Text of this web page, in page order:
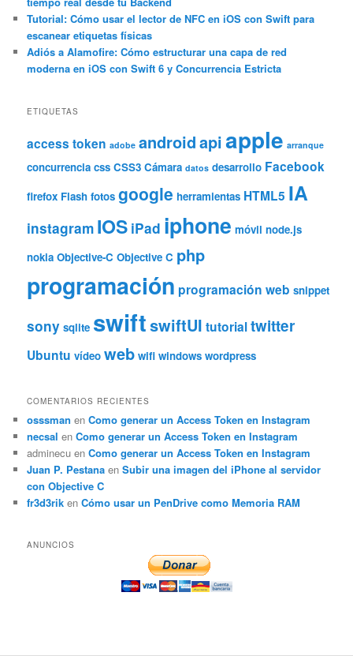
Tutorial: Cómo usar el lector de NFC en iOS con Swift para
escanear etiquetas físicas
Adiós a Alamofire: Cómo estructurar una capa de red
moderna en iOS con Swift 6 y Concurrencia Estricta
ETIQUETAS
access token adobe androidapiapple arranque
concurrencia css CSS3 Cámara datos desarrollo Facebook
firefox Flash fotos google herramientas HTML5 IA
instagram IOS iPad iphone móvil node.js
nokia Objective-C Objective C php
programación programación web snippet
sony sqlite swiftswiftUI tutorialtwitter
Ubuntu vídeo web wifi windows wordpress
COMENTARIOS RECIENTES
osssman enComo generar un Access Token en Instagram
necsal enComo generar un Access Token en Instagram
adminecu enComo generar un Access Token en Instagram
Juan P. Pestana enSubir una imagen del iPhone al servidor
con Objective C
fr3d3rik enCómo usar un PenDrive como Memoria RAM
ANUNCIOS